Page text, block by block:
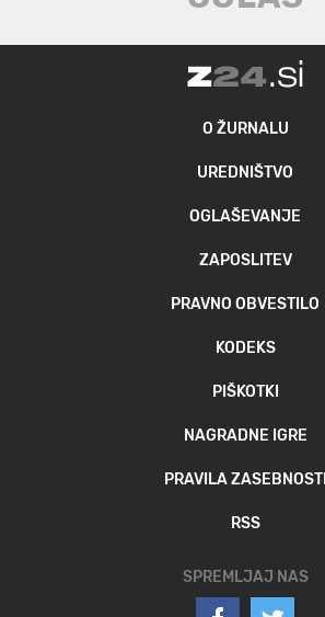
O ŽURNALU
UREDNIŠTVO
OGLAŠEVANJE
ZAPOSLITEV
PRAVNO OBVESTILO
KODEKS
PIŠKOTKI
NAGRADNE IGRE
PRAVILA ZASEBNOSTI
RSS
SPREMLJAJ NAS